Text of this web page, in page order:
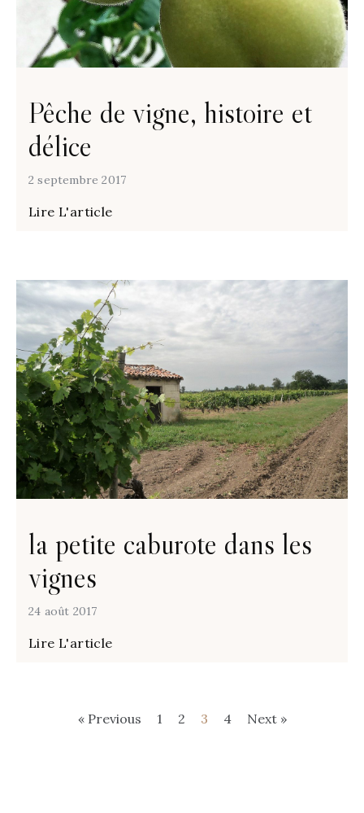
Pêche de vigne, histoire et
délice
2 septembre 2017
Lire L'article
la petite caburote dans les
vignes
24 août 2017
Lire L'article
« Previous 1 2 3 4 Next »